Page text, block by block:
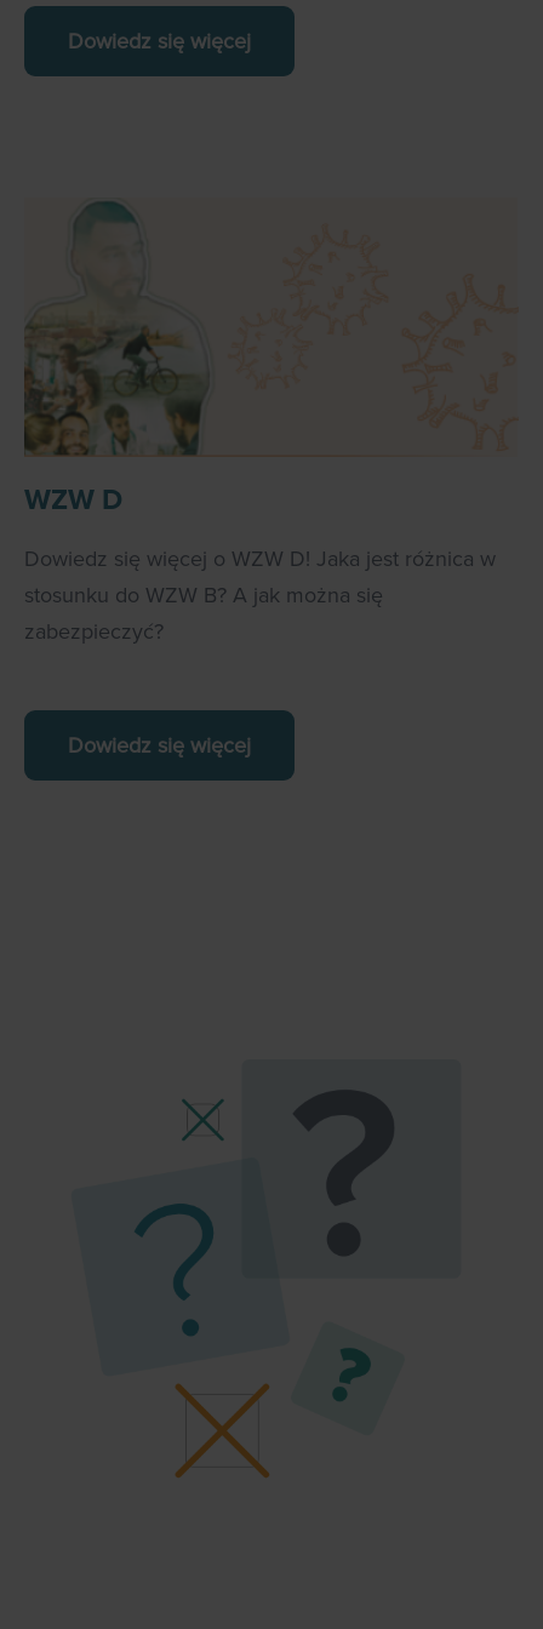
Dowiedz się więcej
WZW D
Dowiedz się więcej o WZW D! Jaka jest różnica w
stosunku do WZW B? A jak można się
zabezpieczyć?
Dowiedz się więcej